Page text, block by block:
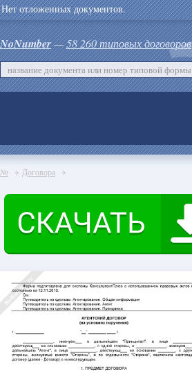
Нет отложенных документов.
NoNumber—58 260 типовых договоров
№ Договора